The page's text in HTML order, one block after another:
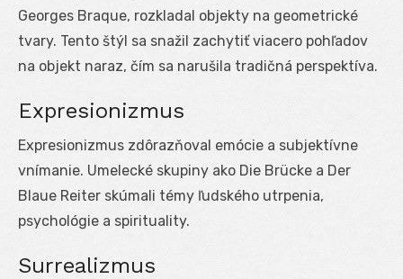
Georges Braque, rozkladal objekty na geometrické
tvary. Tento štýl sa snažil zachytiť viacero pohľadov
na objekt naraz, čím sa narušila tradičná perspektíva.
Expresionizmus
Expresionizmus zdôrazňoval emócie a subjektívne
vnímanie. Umelecké skupiny ako Die Brücke a Der
Blaue Reiter skúmali témy ľudského utrpenia,
psychológie a spirituality.
Surrealizmus